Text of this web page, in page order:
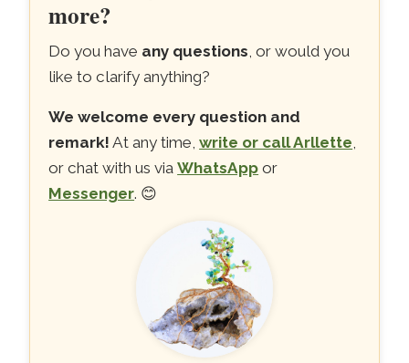
more?
Do you have any questions, or would you
like to clarify anything?
We welcome every question and
remark! At any time,write or call Arllette,
or chat with us viaWhatsApp or
Messenger. 😊